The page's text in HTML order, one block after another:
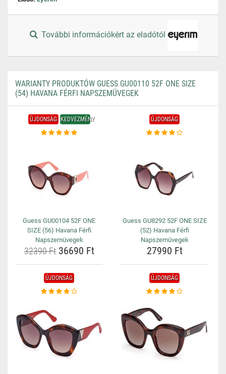
További információkért az eladótól
WARIANTY PRODUKTÓW GUESS GU00110 52F ONE SIZE
(54) HAVANA FÉRFI NAPSZEMÜVEGEK
ÚJDONSÁG KEDVEZMÉNY
Guess GU00104 52F ONE
SIZE (56) Havana Férfi
Napszemüvegek
32390 Ft36690 Ft
ÚJDONSÁG
Guess GU8292 52F ONE SIZE
(52) Havana Férfi
Napszemüvegek
27990 Ft
ÚJDONSÁG ÚJDONSÁG